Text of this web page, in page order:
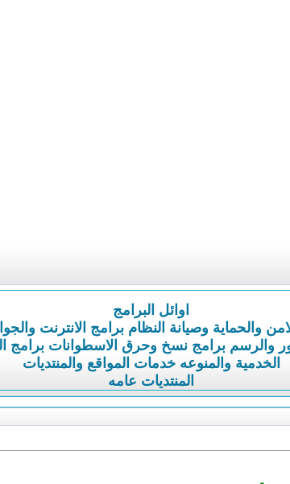
اوائل البرامج
والحماية وصيانة النظام برامج الانترنت
والرسم برامج نسخ وحرق الاسطوانات برامج
الخدمية والمنوعه خدمات المواقع والمنتديات
المنتديات عامه